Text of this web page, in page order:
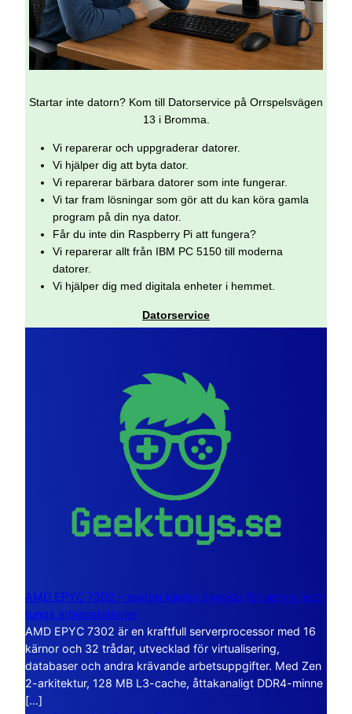
Startar inte datorn? Kom till Datorservice på Orrspelsvägen
13 i Bromma.
Vi reparerar och uppgraderar datorer.
Vi hjälper dig att byta dator.
Vi reparerar bärbara datorer som inte fungerar.
Vi tar fram lösningar som gör att du kan köra gamla
program på din nya dator.
Får du inte din Raspberry Pi att fungera?
Vi reparerar allt från IBM PC 5150 till moderna
datorer.
Vi hjälper dig med digitala enheter i hemmet.
Datorservice
AMD EPYC 7302 – sexton kärnor byggda för servrar och
tunga arbetsstationer
AMD EPYC 7302 är en kraftfull serverprocessor med 16
kärnor och 32 trådar, utvecklad för virtualisering,
databaser och andra krävande arbetsuppgifter. Med Zen
2-arkitektur, 128 MB L3-cache, åttakanaligt DDR4-minne
[…]